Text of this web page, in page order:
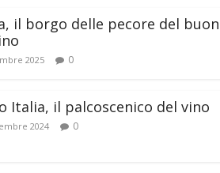
il borgo delle pecore del buon
2025 0
Italia, il palcoscenico del vino
2024 0